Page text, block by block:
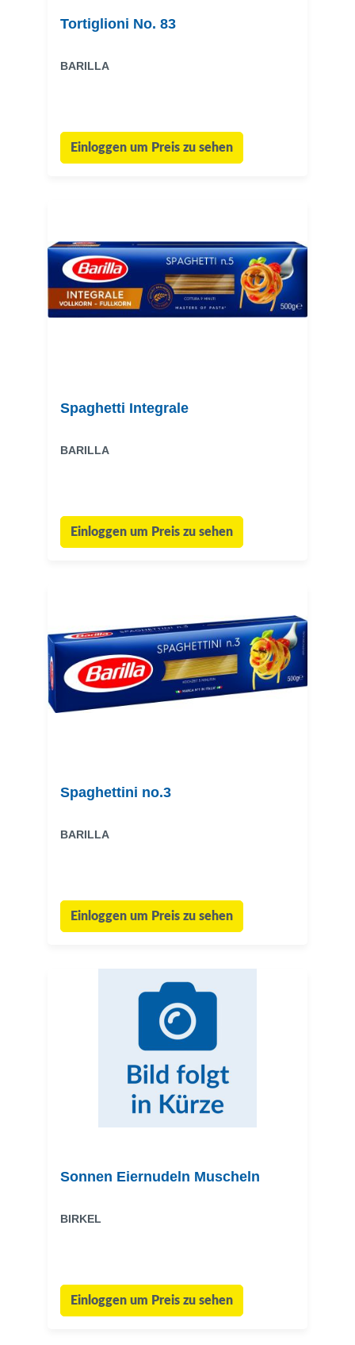
Tortiglioni No. 83
BARILLA
Einloggen um Preis zu sehen
Spaghetti Integrale
BARILLA
Einloggen um Preis zu sehen
Spaghettini no.3
BARILLA
Einloggen um Preis zu sehen
Sonnen Eiernudeln Muscheln
BIRKEL
Einloggen um Preis zu sehen